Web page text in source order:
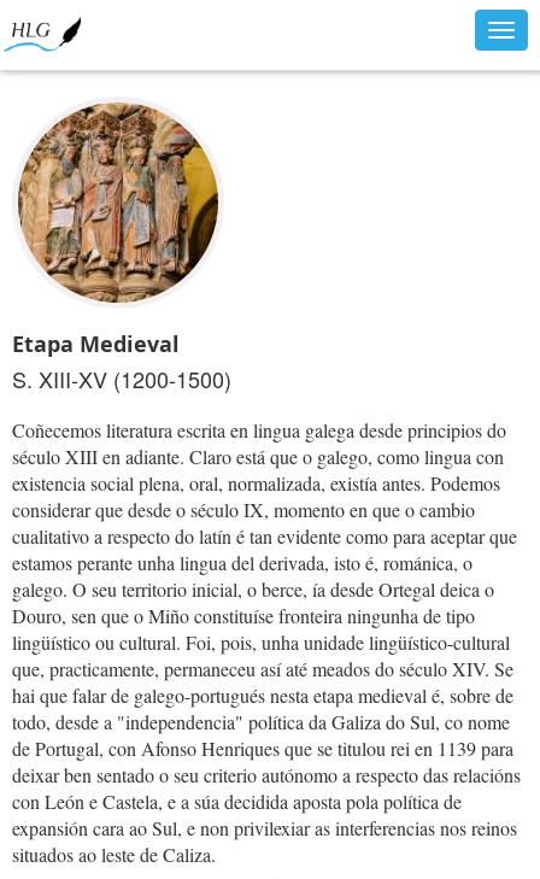
Etapa Medieval
S. XIII-XV (1200-1500)
Coñecemos literatura escrita en lingua galega desde principios do
século XIII en adiante. Claro está que o galego, como lingua con
existencia social plena, oral, normalizada, existía antes. Podemos
considerar que desde o século IX, momento en que o cambio
cualitativo a respecto do latín é tan evidente como para aceptar que
estamos perante unha lingua del derivada, isto é, románica, o
galego. O seu territorio inicial, o berce, ía desde Ortegal deica o
Douro, sen que o Miño constituíse fronteira ningunha de tipo
lingüístico ou cultural. Foi, pois, unha unidade lingüístico-cultural
que, practicamente, permaneceu así até meados do século XIV. Se
hai que falar de galego-portugués nesta etapa medieval é, sobre de
todo, desde a "independencia" política da Galiza do Sul, co nome
de Portugal, con Afonso Henriques que se titulou rei en 1139 para
deixar ben sentado o seu criterio autónomo a respecto das relacións
con León e Castela, e a súa decidida aposta pola política de
expansión cara ao Sul, e non privilexiar as interferencias nos reinos
situados ao leste de Caliza.